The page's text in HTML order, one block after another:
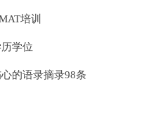
培训
学位
的语录摘录98条